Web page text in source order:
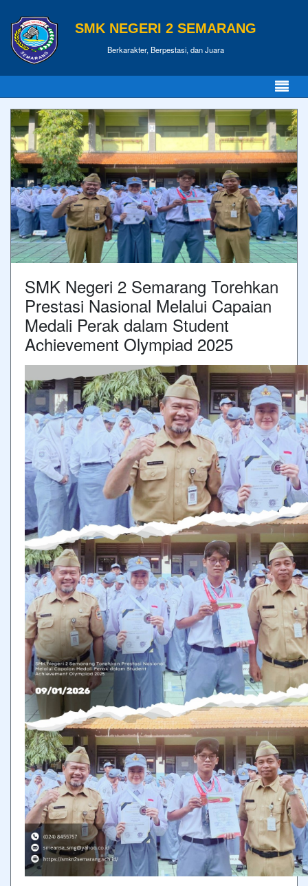
SMK NEGERI 2 SEMARANG
Berkarakter, Berpestasi, dan Juara
SMK Negeri 2 Semarang Torehkan
Prestasi Nasional Melalui Capaian
Medali Perak dalam Student
Achievement Olympiad 2025